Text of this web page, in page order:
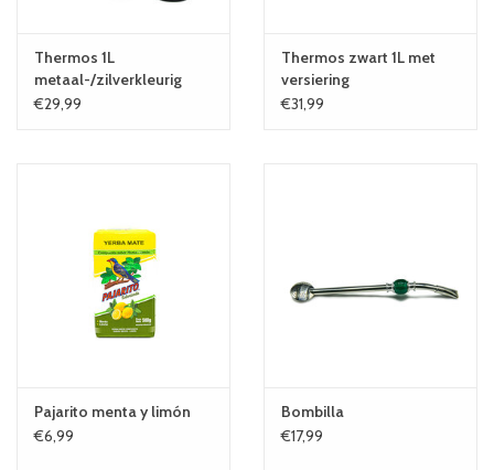
Thermos 1L
metaal-/zilverkleurig
€29,99
Thermos zwart 1L met
versiering
€31,99
Pajarito menta y limón
€6,99
Bombilla
€17,99